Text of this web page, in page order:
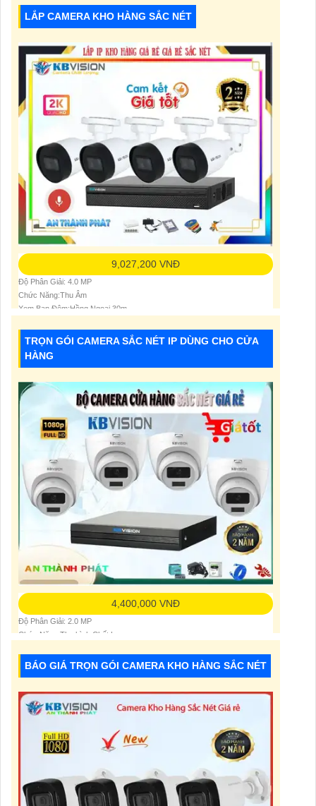
LẮP CAMERA KHO HÀNG SẮC NÉT
9,027,200 VNĐ
Độ Phân Giải: 4.0 MP
Chức Năng:Thu Âm
Xem Ban Đêm:Hồng Ngoại 30m
TRỌN GÓI CAMERA SẮC NÉT IP DÙNG CHO CỬA
HÀNG
4,400,000 VNĐ
Độ Phân Giải: 2.0 MP
Chức Năng:Thu hình Chất Lượng
BÁO GIÁ TRỌN GÓI CAMERA KHO HÀNG SẮC NÉT